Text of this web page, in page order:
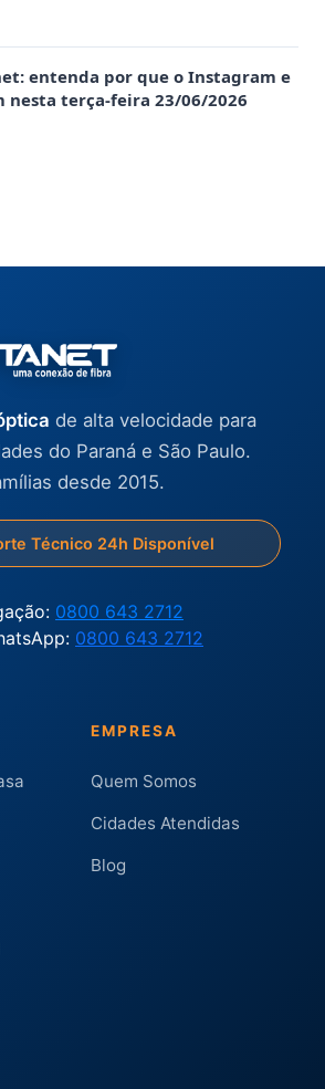
entenda por que o Instagram e
nesta terça-feira 23/06/2026
de alta velocidade para
do Paraná e São Paulo.
desde 2015.
Técnico 24h Disponível
0800 643 2712
0800 643 2712
EMPRESA
Quem Somos
Cidades Atendidas
Blog